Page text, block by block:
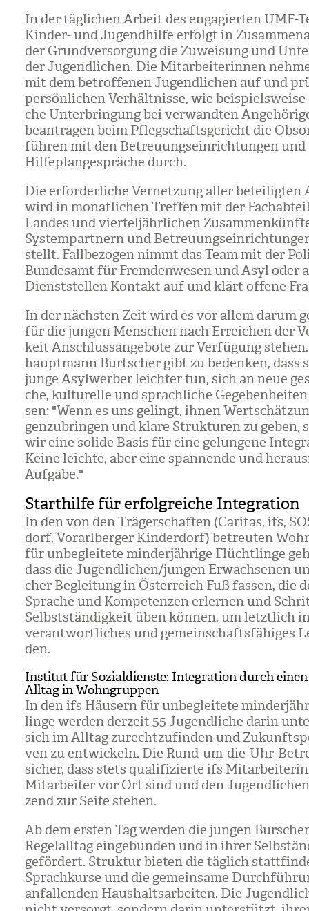
In der täg­li­chen Arbeit des enga­gier­ten UMF-
Kin­der- und Jugend­hilfe erfolgt in
der Grund­ver­sor­gung die Zuwei­sung und
der Jugend­li­chen. Die Mit­ar­bei­te­rin­nen
mit dem betrof­fe­nen Jugend­li­chen auf und
per­sön­li­chen Ver­hält­nisse, wie
che Unter­brin­gung bei ver­wand­ten
bean­tra­gen beim Pfleg­schafts­ge­richt die
füh­ren mit den Betreu­ungs­ein­rich­tun­gen und
Hil­fe­plan­ge­sprä­che durch.
Die erfor­der­li­che Ver­net­zung aller betei­lig­ten
wird in monat­li­chen Tref­fen mit der
Lan­des und vier­tel­jähr­li­chen
Sys­tem­part­nern und
stellt. Fall­be­zo­gen nimmt das Team mit der
Bun­des­amt für Frem­den­we­sen und Asyl oder
Dienst­stel­len Kon­takt auf und klärt offene
In der nächs­ten Zeit wird es vor allem darum
für die jun­gen Men­schen nach Errei­chen der
keit Anschluss­an­ge­bote zur Ver­fü­gung
haupt­mann Burt­scher gibt zu beden­ken, dass
junge Asyl­wer­ber leich­ter tun, sich an neue
che, kul­tu­relle und sprach­li­che
sen: "Wenn es uns gelingt, ihnen
gen­zu­brin­gen und klare Struk­tu­ren zu geben,
wir eine solide Basis für eine gelun­gene
Keine leichte, aber eine span­nende und
Auf­gabe."
Starthilfe für erfolgreiche Integration
In den von den Trä­ger­schaf­ten (Cari­tas, ifs,
dorf, Vor­arl­ber­ger Kin­der­dorf) betreu­ten
für unbe­glei­tete min­der­jäh­rige Flücht­linge
dass die Jugend­li­chen/​jun­gen Erwach­se­nen
cher Beglei­tung in Öster­reich Fuß fas­sen, die
Spra­che und Kom­pe­ten­zen erler­nen und
Selbst­stän­dig­keit üben kön­nen, um letzt­lich
ver­ant­wort­li­ches und gemein­schafts­fä­hi­ges
den.
Institut für Sozialdienste: Integration durch einen
Alltag in Wohngruppen
In den ifs Häu­sern für unbe­glei­tete
linge wer­den der­zeit 55 Jugend­li­che darin
sich im All­tag zurecht­zu­fin­den und
ven zu ent­wi­ckeln. Die Rund-um-die-Uhr-
sicher, dass stets qua­li­fi­zierte ifs
Mit­ar­bei­ter vor Ort sind und den
zend zur Seite ste­hen.
Ab dem ers­ten Tag wer­den die jun­gen
Regel­all­tag ein­ge­bun­den und in ihrer
geför­dert. Struk­tur bie­ten die täg­lich
Sprach­kurse und die gemein­same
anfal­len­den Haus­halts­ar­bei­ten. Die